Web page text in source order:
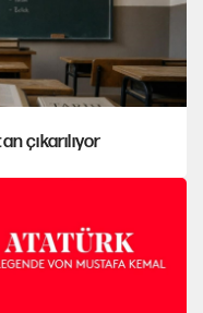
çıkarılıyor